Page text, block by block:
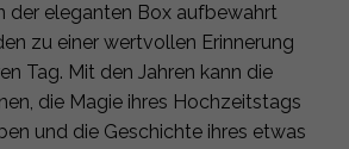
der eleganten Box aufbewahrt
zu einer wertvollen Erinnerung
Tag. Mit den Jahren kann die
die Magie ihres Hochzeitstags
und die Geschichte ihres etwas